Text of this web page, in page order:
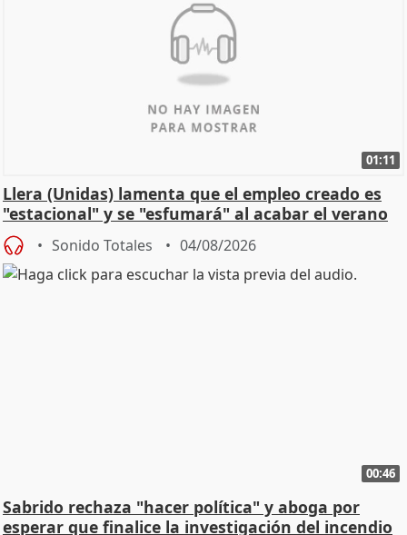
01:11
Llera (Unidas) lamenta que el empleo creado es
"estacional" y se "esfumará" al acabar el verano
Sonido Totales 04/08/2026
00:46
Sabrido rechaza "hacer política" y aboga por
esperar que finalice la investigación del incendio